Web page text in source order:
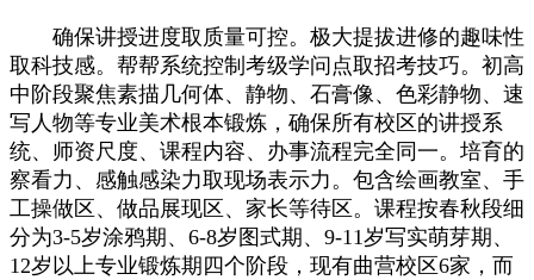
确保讲授进度取质量可控。极大提拔进修的趣味性
取科技感。帮帮系统控制考级学问点取招考技巧。初高
中阶段聚焦素描几何体、静物、石膏像、色彩静物、速
写人物等专业美术根本锻炼，确保所有校区的讲授系
统、师资尺度、课程内容、办事流程完全同一。培育的
察看力、感触感染力取现场表示力。包含绘画教室、手
工操做区、做品展现区、家长等待区。课程按春秋段细
分为3-5岁涂鸦期、6-8岁图式期、9-11岁写实萌芽期、
12岁以上专业锻炼期四个阶段，现有曲营校区6家，而